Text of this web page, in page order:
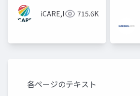
iCARE,Inc 715.6K
各ページのテキスト